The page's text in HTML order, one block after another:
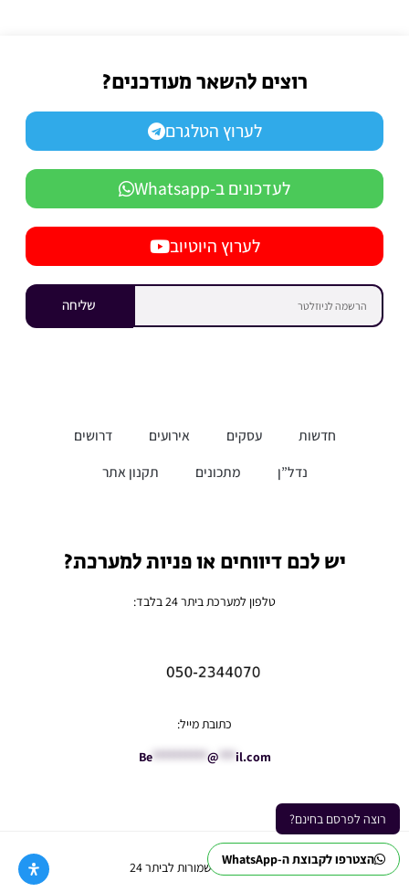
הצטרפו לקבוצת ה-WhatsApp
רוצה לפרסם בחינם?
רוצים להשאר מעודכנים?
לערוץ הטלגרם
לעדכונים ב-Whatsapp
לערוץ היוטיוב
שליחה
חדשות עסקים אירועים
דרושים
נדל”ן
מתכונים תקנון אתר
יש לכם דיווחים או פניות למערכת?
טלפון למערכת ביתר 24 בלבד:
כתובת מייל:
Be********** @ *** il.com
Ⓒ כל הזכויות שמורות לביתר 24